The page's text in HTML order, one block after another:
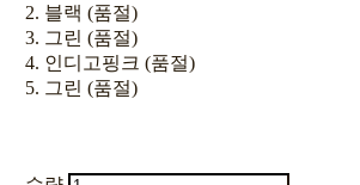
2. 블랙 (품절)
3. 그린 (품절)
4. 인디고핑크 (품절)
5. 그린 (품절)